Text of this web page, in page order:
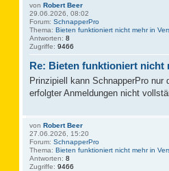
von Robert Beer
29.06.2026, 08:02
Forum: SchnapperPro
Thema: Bieten funktioniert nicht mehr in
Antworten: 8
Zugriffe: 9466
Re: Bieten funktioniert nicht
Prinzipiell kann SchnapperPro
erfolgter Anmeldungen nicht
von Robert Beer
27.06.2026, 15:20
Forum: SchnapperPro
Thema: Bieten funktioniert nicht mehr in
Antworten: 8
Zugriffe: 9466